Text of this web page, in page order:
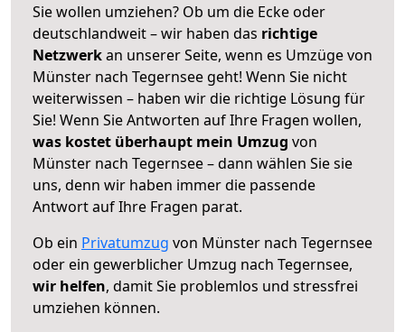
Sie wollen umziehen? Ob um die Ecke oder
deutschlandweit – wir haben das richtige
Netzwerkan unserer Seite, wenn es Umzüge von
Münster nach Tegernsee geht! Wenn Sie nicht
weiterwissen – haben wir die richtige Lösung für
Sie! Wenn Sie Antworten auf Ihre Fragen wollen,
was kostet überhaupt mein Umzug von
Münster nach Tegernsee – dann wählen Sie sie
uns, denn wir haben immer die passende
Antwort auf Ihre Fragen parat.
Ob ein Privatumzug von Münster nach Tegernsee
oder ein gewerblicher Umzug nach Tegernsee,
wir helfen, damit Sie problemlos und stressfrei
umziehen können.